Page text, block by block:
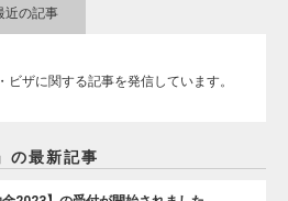
近の記事
ビザに関する記事を発信しています。
の最新記事